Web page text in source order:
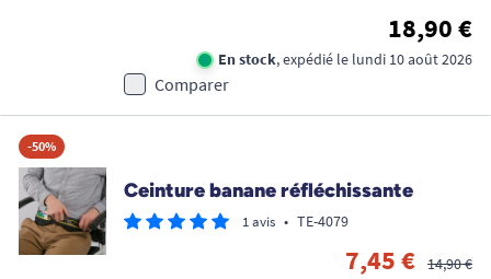
18,90 €
En stock, expédié le lundi 10 août 2026
Comparer
-50%
Ceinture banane réfléchissante
1 avis • TE-4079
7,45 €
14,90 €